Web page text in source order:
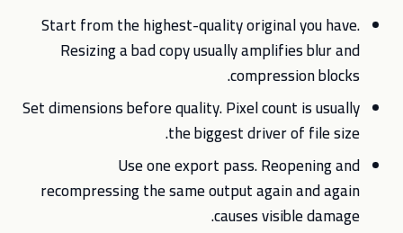
Start from the highest-quality original you have.
Resizing a bad copy usually amplifies blur and
compression blocks.
Set dimensions before quality. Pixel count is usually
the biggest driver of file size.
Use one export pass. Reopening and
recompressing the same output again and again
causes visible damage.